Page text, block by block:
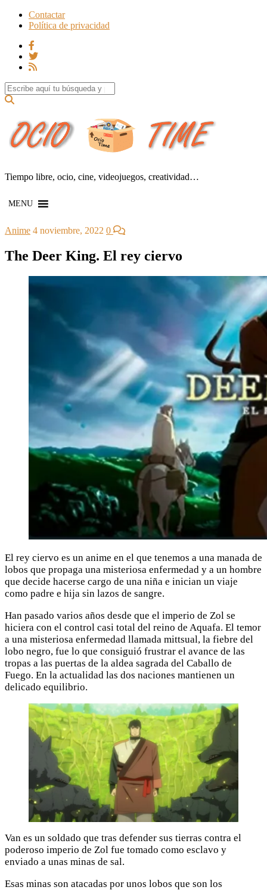
Contactar
Política de privacidad
Search for:
Tiempo libre, ocio, cine, videojuegos, creatividad…
MENU
Anime 4 noviembre, 2022 0
The Deer King. El rey ciervo
El rey ciervo es un anime en el que tenemos a una manada de
lobos que propaga una misteriosa enfermedad y a un hombre
que decide hacerse cargo de una niña e inician un viaje
como padre e hija sin lazos de sangre.
Han pasado varios años desde que el imperio de Zol se
hiciera con el control casi total del reino de Aquafa. El temor
a una misteriosa enfermedad llamada mittsual, la fiebre del
lobo negro, fue lo que consiguió frustrar el avance de las
tropas a las puertas de la aldea sagrada del Caballo de
Fuego. En la actualidad las dos naciones mantienen un
delicado equilibrio.
Van es un soldado que tras defender sus tierras contra el
poderoso imperio de Zol fue tomado como esclavo y
enviado a unas minas de sal.
Esas minas son atacadas por unos lobos que son los